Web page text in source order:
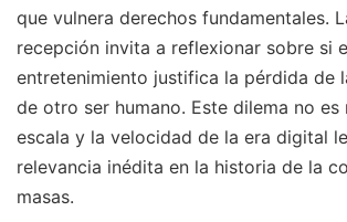
que vulnera derechos fundamentales.
recepción invita a reflexionar sobre si
entretenimiento justifica la pérdida de
de otro ser humano. Este dilema no es
escala y la velocidad de la era digital
relevancia inédita en la historia de la
masas.